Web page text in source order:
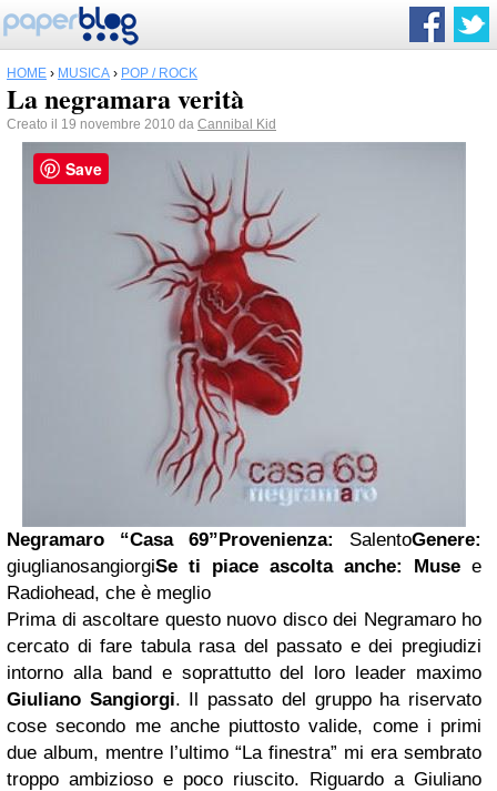
HOME › MUSICA › POP / ROCK
La negramara verità
Creato il 19 novembre 2010 da Cannibal Kid
Negramaro “Casa 69”Provenienza: SalentoGenere:
giuglianosangiorgiSe ti piace ascolta anche: Muse e
Radiohead, che è meglio
Prima di ascoltare questo nuovo disco dei Negramaro ho
cercato di fare tabula rasa del passato e dei pregiudizi
intorno alla band e soprattutto del loro leader maximo
Giuliano Sangiorgi. Il passato del gruppo ha riservato
cose secondo me anche piuttosto valide, come i primi
due album, mentre l’ultimo “La finestra” mi era sembrato
troppo ambizioso e poco riuscito. Riguardo a Giuliano
Save